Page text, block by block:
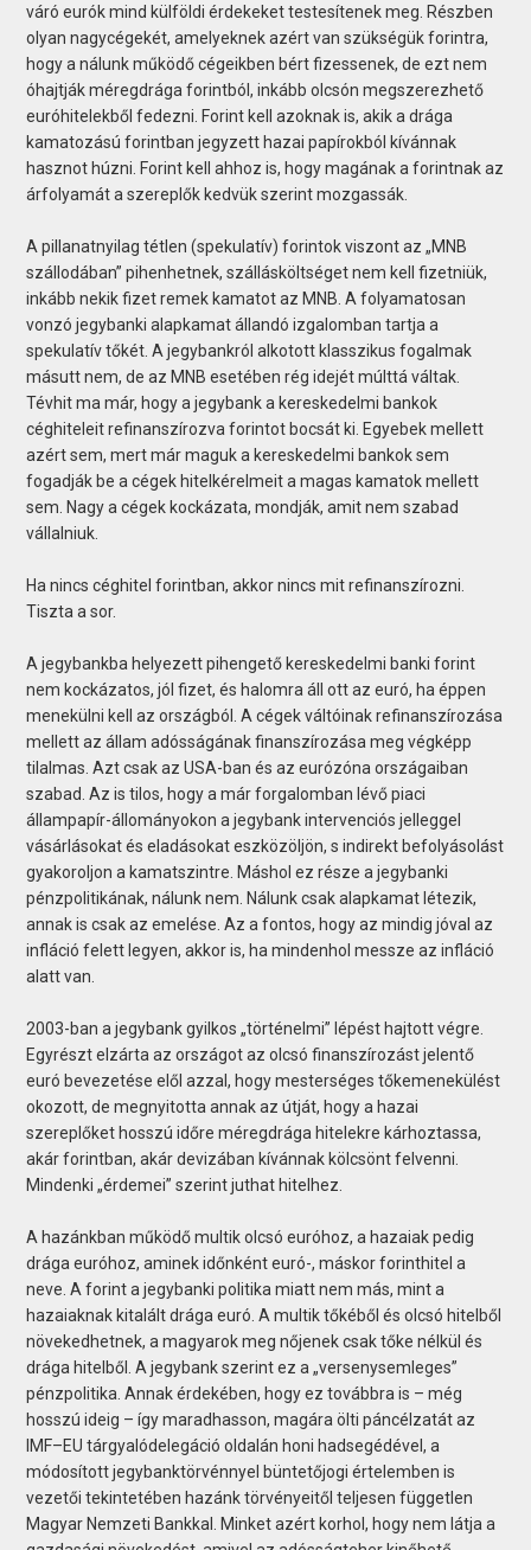
váró eurók mind külföldi érdekeket testesítenek meg. Részben
olyan nagycégekét, amelyeknek azért van szükségük forintra,
hogy a nálunk működő cégeikben bért fizessenek, de ezt nem
óhajtják méregdrága forintból, inkább olcsón megszerezhető
euróhitelekből fedezni. Forint kell azoknak is, akik a drága
kamatozású forintban jegyzett hazai papírokból kívánnak
hasznot húzni. Forint kell ahhoz is, hogy magának a forintnak az
árfolyamát a szereplők kedvük szerint mozgassák.
A pillanatnyilag tétlen (spekulatív) forintok viszont az „MNB
szállodában” pihenhetnek, szállásköltséget nem kell fizetniük,
inkább nekik fizet remek kamatot az MNB. A folyamatosan
vonzó jegybanki alapkamat állandó izgalomban tartja a
spekulatív tőkét. A jegybankról alkotott klasszikus fogalmak
másutt nem, de az MNB esetében rég idejét múlttá váltak.
Tévhit ma már, hogy a jegybank a kereskedelmi bankok
céghiteleit refinanszírozva forintot bocsát ki. Egyebek mellett
azért sem, mert már maguk a kereskedelmi bankok sem
fogadják be a cégek hitelkérelmeit a magas kamatok mellett
sem. Nagy a cégek kockázata, mondják, amit nem szabad
vállalniuk.
Ha nincs céghitel forintban, akkor nincs mit refinanszírozni.
Tiszta a sor.
A jegybankba helyezett pihengető kereskedelmi banki forint
nem kockázatos, jól fizet, és halomra áll ott az euró, ha éppen
menekülni kell az országból. A cégek váltóinak refinanszírozása
mellett az állam adósságának finanszírozása meg végképp
tilalmas. Azt csak az USA-ban és az eurózóna országaiban
szabad. Az is tilos, hogy a már forgalomban lévő piaci
állampapír-állományokon a jegybank intervenciós jelleggel
vásárlásokat és eladásokat eszközöljön, s indirekt befolyásolást
gyakoroljon a kamatszintre. Máshol ez része a jegybanki
pénzpolitikának, nálunk nem. Nálunk csak alapkamat létezik,
annak is csak az emelése. Az a fontos, hogy az mindig jóval az
infláció felett legyen, akkor is, ha mindenhol messze az infláció
alatt van.
2003-ban a jegybank gyilkos „történelmi” lépést hajtott végre.
Egyrészt elzárta az országot az olcsó finanszírozást jelentő
euró bevezetése elől azzal, hogy mesterséges tőkemenekülést
okozott, de megnyitotta annak az útját, hogy a hazai
szereplőket hosszú időre méregdrága hitelekre kárhoztassa,
akár forintban, akár devizában kívánnak kölcsönt felvenni.
Mindenki „érdemei” szerint juthat hitelhez.
A hazánkban működő multik olcsó euróhoz, a hazaiak pedig
drága euróhoz, aminek időnként euró-, máskor forinthitel a
neve. A forint a jegybanki politika miatt nem más, mint a
hazaiaknak kitalált drága euró. A multik tőkéből és olcsó hitelből
növekedhetnek, a magyarok meg nőjenek csak tőke nélkül és
drága hitelből. A jegybank szerint ez a „versenysemleges”
pénzpolitika. Annak érdekében, hogy ez továbbra is – még
hosszú ideig – így maradhasson, magára ölti páncélzatát az
IMF–EU tárgyalódelegáció oldalán honi hadsegédével, a
módosított jegybanktörvénnyel büntetőjogi értelemben is
vezetői tekintetében hazánk törvényeitől teljesen független
Magyar Nemzeti Bankkal. Minket azért korhol, hogy nem látja a